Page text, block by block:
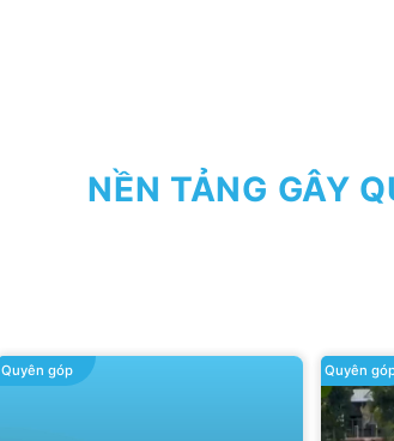
NỀN TẢNG GÂY
Quyên góp Quyên